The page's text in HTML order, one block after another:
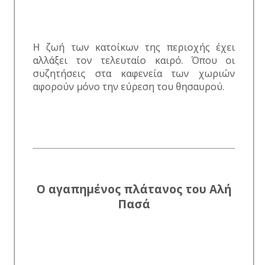
Η ζωή των κατοίκων της περιοχής έχει
αλλάξει τον τελευταίο καιρό. Όπου οι
συζητήσεις στα καφενεία των χωριών
αφορούν μόνο την εύρεση του θησαυρού.
Ο αγαπημένος πλάτανος του Αλή
Πασά